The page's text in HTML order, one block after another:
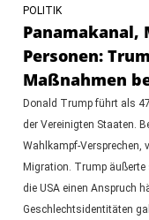
POLITIK
Panamakanal,
Personen:
Maßnahmen
Donald Trump führt als
der Vereinigten Staaten.
Wahlkampf-Versprechen,
Migration. Trump
die USA einen Anspruch
Geschlechtsidentitäten